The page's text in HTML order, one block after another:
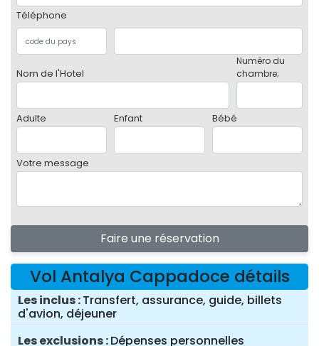
Téléphone
Nom de l'Hotel
Numéro du
chambre;
Adulte Enfant Bébé
Votre message
Faire une réservation
Vol Antalya Cappadoce détails
Les inclus Transfert, assurance, guide, billets
d'avion, déjeuner
Les exclusions Dépenses personnelles